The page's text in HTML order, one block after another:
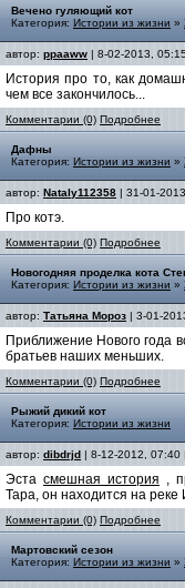
Вечено гуляющий кот
Категория: Истории из жизни »
автор: ppaaww | 8-02-2013,
История про то, как
чем все закончилось...
Комментарии (0) Подробнее
Дафны
Категория: Истории из жизни »
автор: Nataly112358 | 31-01-
Про котэ.
Комментарии (0) Подробнее
Новогодняя проделка кота
Категория: Истории из жизни »
автор: Татьяна Мороз | 3-01-
Приближение Нового года
братьев наших меньших.
Комментарии (0) Подробнее
Рыжий дикий кот
Категория: Истории из жизни
автор: dibdrjd | 8-12-2012, 07:40
Эста смешная история ,
Тара, он находится на
Комментарии (0) Подробнее
Мартовский сезон
Категория: Истории из жизни »